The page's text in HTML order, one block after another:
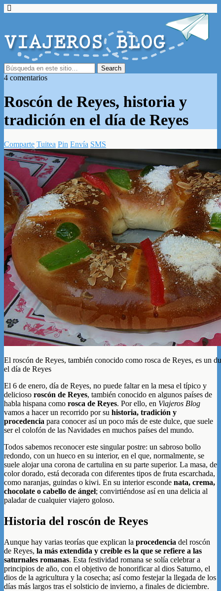
4 comentarios
Roscón de Reyes, historia y
tradición en el día de Reyes
Comparte Tuitea Pin Envía SMS
El roscón de Reyes, también conocido como rosca de Reyes, es un
el día de Reyes
El 6 de enero, día de Reyes, no puede faltar en la mesa el típico y
delicioso roscón de Reyes, también conocido en algunos países de
habla hispana como rosca de Reyes. Por ello, en Viajeros Blog
vamos a hacer un recorrido por su historia, tradición y
procedencia para conocer así un poco más de este dulce, que suele
ser el colofón de las Navidades en muchos países del mundo.
Todos sabemos reconocer este singular postre: un sabroso bollo
redondo, con un hueco en su interior, en el que, normalmente, se
suele alojar una corona de cartulina en su parte superior. La masa, de
color dorado, está decorada con diferentes tipos de fruta escarchada,
como naranjas, guindas o kiwi. En su interior esconde nata, crema,
chocolate o cabello de ángel; convirtiéndose así en una delicia al
paladar de cualquier viajero goloso.
Historia del roscón de Reyes
Aunque hay varias teorías que explican la procedencia del roscón
de Reyes, la más extendida y creíble es la que se refiere a las
saturnales romanas. Esta festividad romana se solía celebrar a
principios de año, con el objetivo de honorificar al dios Saturno, el
dios de la agricultura y la cosecha; así como festejar la llegada de los
días más largos tras el solsticio de invierno, a finales de diciembre.